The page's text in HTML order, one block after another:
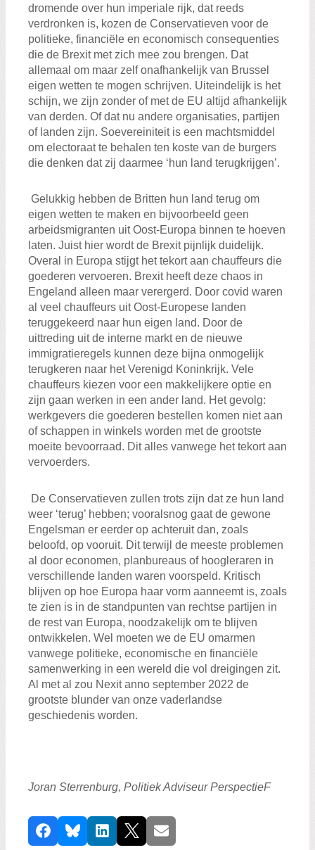
dromende over hun imperiale rijk, dat reeds
verdronken is, kozen de Conservatieven voor de
politieke, financiële en economisch consequenties
die de Brexit met zich mee zou brengen. Dat
allemaal om maar zelf onafhankelijk van Brussel
eigen wetten te mogen schrijven. Uiteindelijk is het
schijn, we zijn zonder of met de EU altijd afhankelijk
van derden. Of dat nu andere organisaties, partijen
of landen zijn. Soevereiniteit is een machtsmiddel
om electoraat te behalen ten koste van de burgers
die denken dat zij daarmee ‘hun land terugkrijgen’.
Gelukkig hebben de Britten hun land terug om
eigen wetten te maken en bijvoorbeeld geen
arbeidsmigranten uit Oost-Europa binnen te hoeven
laten. Juist hier wordt de Brexit pijnlijk duidelijk.
Overal in Europa stijgt het tekort aan chauffeurs die
goederen vervoeren. Brexit heeft deze chaos in
Engeland alleen maar verergerd. Door covid waren
al veel chauffeurs uit Oost-Europese landen
teruggekeerd naar hun eigen land. Door de
uittreding uit de interne markt en de nieuwe
immigratieregels kunnen deze bijna onmogelijk
terugkeren naar het Verenigd Koninkrijk. Vele
chauffeurs kiezen voor een makkelijkere optie en
zijn gaan werken in een ander land. Het gevolg:
werkgevers die goederen bestellen komen niet aan
of schappen in winkels worden met de grootste
moeite bevoorraad. Dit alles vanwege het tekort aan
vervoerders.
De Conservatieven zullen trots zijn dat ze hun land
weer ‘terug’ hebben; vooralsnog gaat de gewone
Engelsman er eerder op achteruit dan, zoals
beloofd, op vooruit. Dit terwijl de meeste problemen
al door economen, planbureaus of hoogleraren in
verschillende landen waren voorspeld. Kritisch
blijven op hoe Europa haar vorm aanneemt is, zoals
te zien is in de standpunten van rechtse partijen in
de rest van Europa, noodzakelijk om te blijven
ontwikkelen. Wel moeten we de EU omarmen
vanwege politieke, economische en financiële
samenwerking in een wereld die vol dreigingen zit.
Al met al zou Nexit anno september 2022 de
grootste blunder van onze vaderlandse
geschiedenis worden.
Joran Sterrenburg, Politiek Adviseur PerspectieF
D
e
FacebookBlueskyLinkedIn
X E-mail